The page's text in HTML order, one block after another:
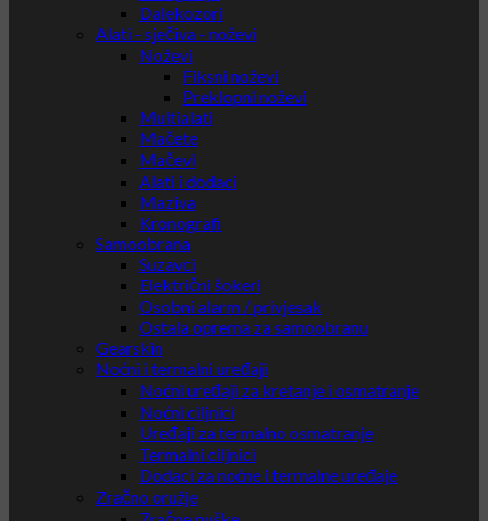
Dalekozori
Alati - sječiva - noževi
Noževi
Fiksni noževi
Preklopni noževi
Multialati
Mačete
Mačevi
Alati i dodaci
Maziva
Kronografi
Samoobrana
Suzavci
Električni šokeri
Osobni alarm / privjesak
Ostala oprema za samoobranu
Gearskin
Noćni i termalni uređaji
Noćni uređaji za kretanje i osmatranje
Noćni ciljnici
Uređaji za termalno osmatranje
Termalni ciljnici
Dodaci za noćne i termalne uređaje
Zračno oružje